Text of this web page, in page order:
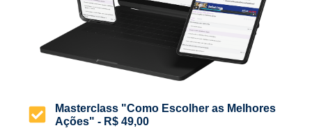
Masterclass "Como Escolher as Melhores
Ações" - R$ 49,00